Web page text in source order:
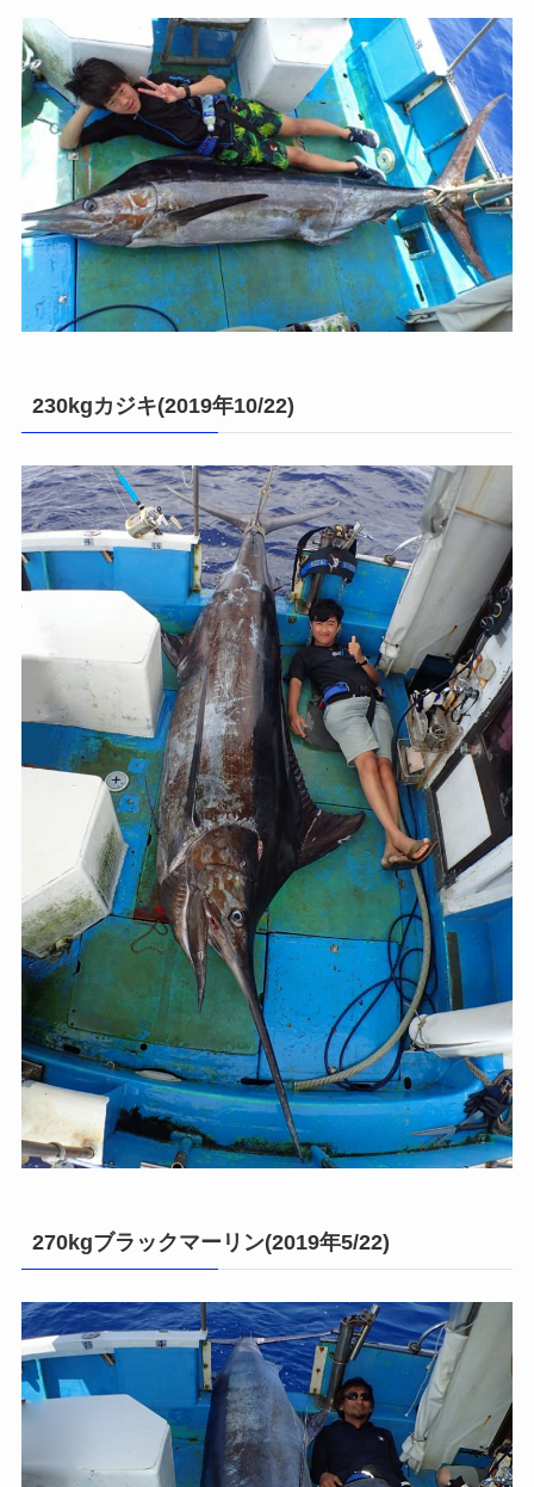
230kgカジキ(2019年10/22)
270kgブラックマーリン(2019年5/22)